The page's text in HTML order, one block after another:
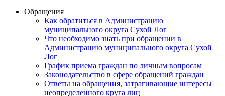
Обращения
Как обратиться в Администрацию
муниципального округа Сухой Лог
Что необходимо знать при обращении в
Администрацию муниципального округа Сухой
Лог
График приема граждан по личным вопросам
Законодательство в сфере обращений граждан
Ответы на обращения, затрагивающие интересы
неопределенного круга лиц